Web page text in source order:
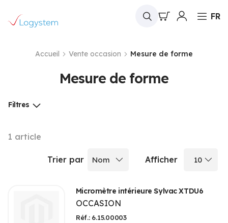
Mon panierFR
Accueil Vente occasion Mesure de forme
Mesure de forme
1 article
Trier par Afficher
Micromètre intérieure Sylvac XTDU6
OCCASION
Réf.: 6.15.00003
Filtres